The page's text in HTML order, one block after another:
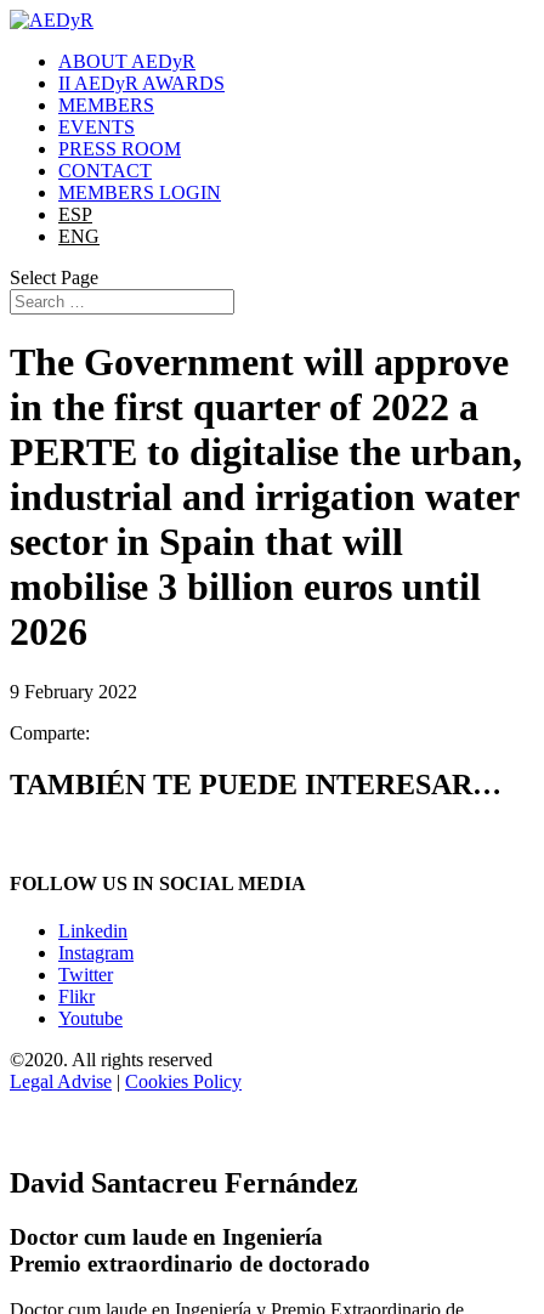
ABOUT AEDyR
II AEDyR AWARDS
MEMBERS
EVENTS
PRESS ROOM
CONTACT
MEMBERS LOGIN
ESP
ENG
Select Page
The Government will approve
in the first quarter of 2022 a
PERTE to digitalise the urban,
industrial and irrigation water
sector in Spain that will
mobilise 3 billion euros until
2026
9 February 2022
Comparte:
TAMBIÉN TE PUEDE INTERESAR…
FOLLOW US IN SOCIAL MEDIA
Linkedin
Instagram
Twitter
Flikr
Youtube
©2020. All rights reserved
Legal Advise | Cookies Policy
David Santacreu Fernández
Doctor cum laude en Ingeniería
Premio extraordinario de doctorado